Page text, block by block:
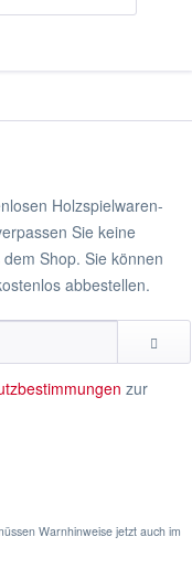
Holzspielwaren-
Sie keine
Shop. Sie können
abbestellen.
zur
Warnhinweise jetzt auch im